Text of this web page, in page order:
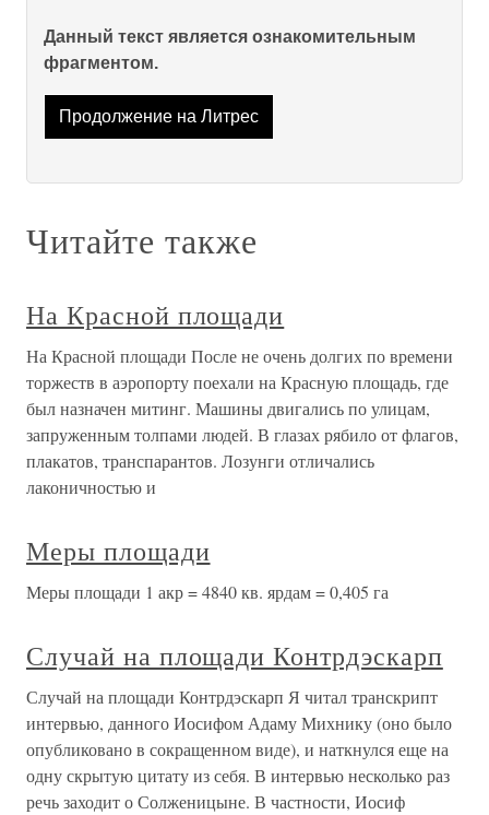
Данный текст является ознакомительным
фрагментом.
Продолжение на Литрес
Читайте также
На Красной площади
На Красной площади После не очень долгих по времени
торжеств в аэропорту поехали на Красную площадь, где
был назначен митинг. Машины двигались по улицам,
запруженным толпами людей. В глазах рябило от флагов,
плакатов, транспарантов. Лозунги отличались
лаконичностью и
Меры площади
Меры площади 1 акр = 4840 кв. ярдам = 0,405 га
Случай на площади Контрдэскарп
Случай на площади Контрдэскарп Я читал транскрипт
интервью, данного Иосифом Адаму Михнику (оно было
опубликовано в сокращенном виде), и наткнулся еще на
одну скрытую цитату из себя. В интервью несколько раз
речь заходит о Солженицыне. В частности, Иосиф